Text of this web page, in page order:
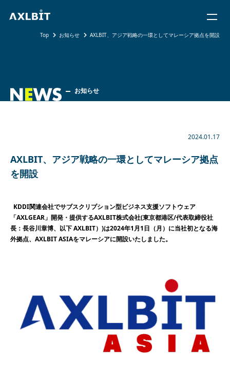
ーを
Top お知らせ AXLBIT、アジア戦略の⼀環としてマレーシア拠点を開設
お知らせ
2024.01.17
AXLBIT、アジア戦略の⼀環としてマレーシア拠点
を開設
KDDI関連会社でサブスクリプション型ビジネス⽀援ソフトウェア
「AXLGEAR」開発・提供するAXLBIT株式会社(東京都港区/代表取締役社
⻑：⻑⾕川章博、以下 AXLBIT）)は2024年1⽉1⽇（⽉）に当社初となる海
外拠点、AXLBIT ASIAをマレーシアに開設いたしました。